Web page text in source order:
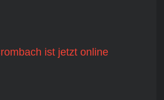
ist jetzt online